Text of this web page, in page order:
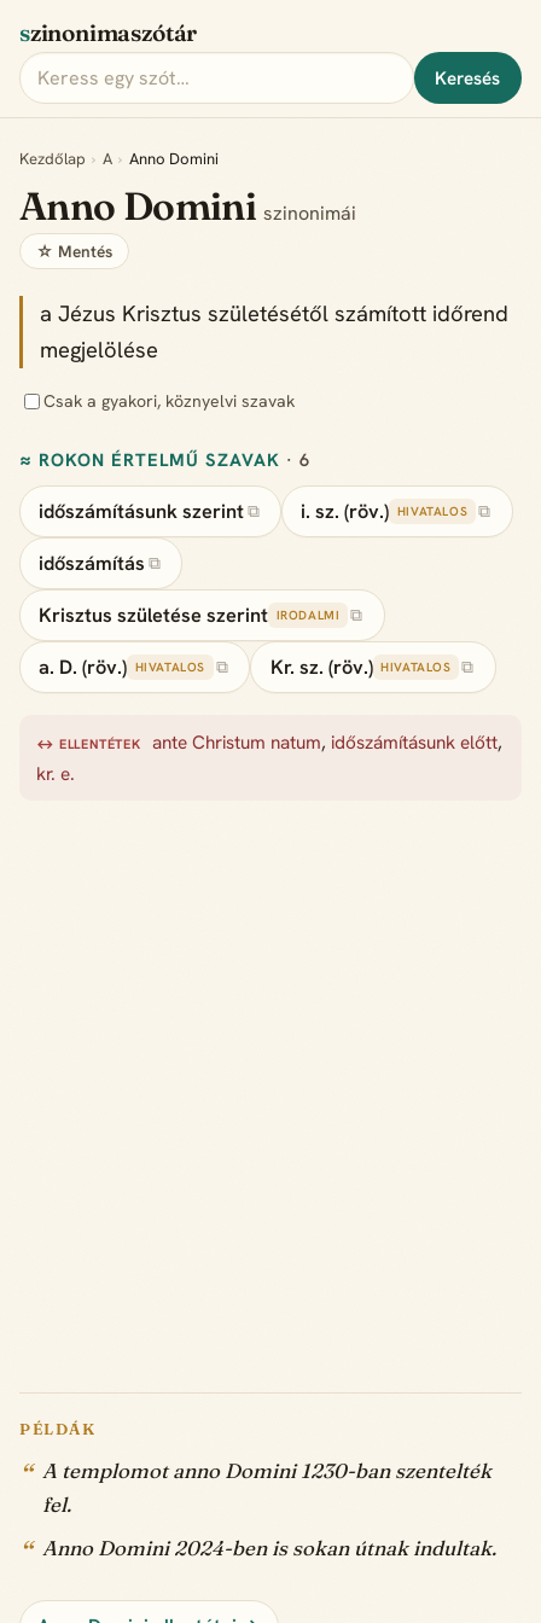
szinonimaszótár
Keresés
Kezdőlap › A › Anno Domini
Anno Dominiszinonimái
☆ Mentés
a Jézus Krisztus születésétől számított időrend
megjelölése
Csak a gyakori, köznyelvi szavak
≈ ROKON ÉRTELMŰ SZAVAK · 6
időszámításunk szerint ⧉ i. sz. (röv.) HIVATALOS ⧉
időszámítás ⧉
Krisztus születése szerint IRODALMI ⧉
a. D. (röv.) HIVATALOS ⧉ Kr. sz. (röv.) HIVATALOS ⧉
↔ ELLENTÉTEK ante Christum natum, időszámításunk előtt,
kr. e.
PÉLDÁK
A templomot anno Domini 1230-ban szentelték
fel.
Anno Domini 2024-ben is sokan útnak indultak.